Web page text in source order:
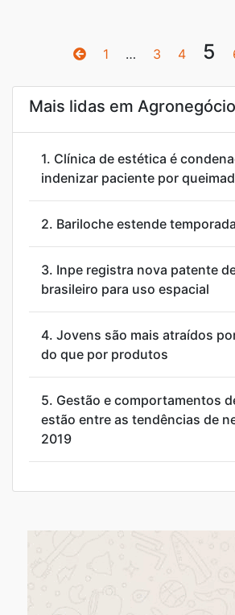
1 … 3 4 5
Mais lidas em Agronegócio
1. Clínica de estética é
indenizar paciente por
2. Bariloche estende
3. Inpe registra nova patente
brasileiro para uso espacial
4. Jovens são mais atraídos
do que por produtos
5. Gestão e comportamentos
estão entre as tendências de
2019